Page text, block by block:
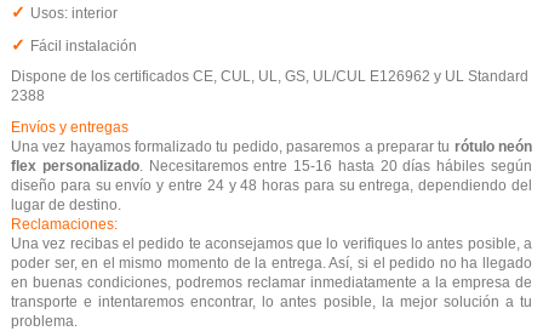
✓ Usos: interior
✓ Fácil instalación
Dispone de los certificados CE, CUL, UL, GS, UL/CUL E126962 y UL Standard
2388
Envíos y entregas
Una vez hayamos formalizado tu pedido, pasaremos a preparar tu rótulo neón
flex personalizado. Necesitaremos entre 15-16 hasta 20 días hábiles según
diseño para su envío y entre 24 y 48 horas para su entrega, dependiendo del
lugar de destino.
Reclamaciones:
Una vez recibas el pedido te aconsejamos que lo verifiques lo antes posible, a
poder ser, en el mismo momento de la entrega. Así, si el pedido no ha llegado
en buenas condiciones, podremos reclamar inmediatamente a la empresa de
transporte e intentaremos encontrar, lo antes posible, la mejor solución a tu
problema.